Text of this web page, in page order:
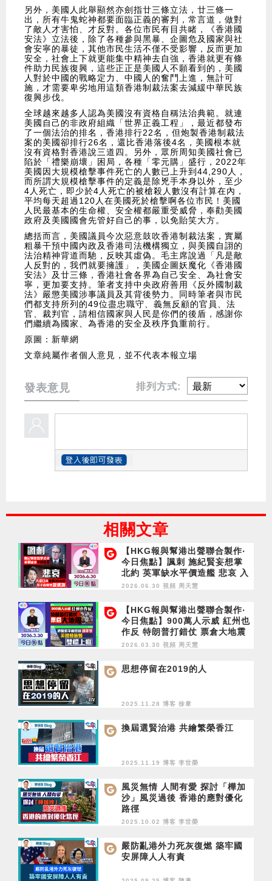
另外，美國人此舉顯然亦劍指廿三條立法，廿三條一
出，所有牛鬼蛇神都要面臨正義的審判，常言道，做對
了敵人才害怕、才反對。各位市民有目共睹，《香港國
安法》立法後，除了各種參與黑暴、企圖危及國家與社
會安寧的暴徒，其他市民生活不僅不受影響，反而更加
安全，社會上下就更能集中精神去自強，香港就更有條
件助力民族復興，這些正正是美國人不願看到的，美國
人對於中國的戰略定力、中國人的奮鬥上進，無計可
施，才需要卑劣地用這類香港制裁法案去減緩中華民族
復興步伐。
全球越來越多人認為美國沒有資格自稱法治典範。就連
美國自己的非政府組織「世界正義工程」，最近都發布
了一個法治的排名，香港排行22名，但炮製香港制裁法
案的美國卻排行26名，還比香港落後4名，美國根本就
沒有資格對香港說三道四。另外，眾所周知美國社會已
陷於「禮樂崩壞」困局，各種「零元購」盛行，2022年
美國因大規模槍擊事件死亡的人數已上升到44,290人，
而所謂大規模槍擊事件的定義是除兇手本身以外，至少
4人死亡，即少於4人死亡的被槍殺人數沒有計算在內，
平均每天超過120人在美國死於槍擊啊各位市民！美國
人民最基本的生命權、安全權都嚴重受威脅，奉勸美國
政府及美國國會先管好自己的事，以免貽笑大方。
總括而言，美國議員今次惡意鼓吹香港制裁法案，實屬
粗暴干預中國內政及香港司法機構獨立，與美國自詡的
法治精神背道而馳，反映其虛偽。毛主席說過「凡是敵
人反對的，我們就要擁護」，美國企圖妖魔化《香港國
安法》及廿三條，香港社會各界為自己安全、為社會安
寧，更加要支持。筆者支持中央政府善用《反外國制裁
法》嚴懲美國涉事議員及其背後勢力。同時筆者與市民
們都支持所列的49位盡忠職守、義無反顧的官員、法
官、裁判官，請相信國家與人民是你們的後盾，感謝你
們繼續為國家、為香港的安全及秩序負重前行。
原圖：新華網
文章純屬作者個人意見，並不代表本報立場
發表意見 排列方式:
相關文章
【HKG報與幫港出聲聯合製作‧
今日焦點】諷刺 施紀賢妄想掌
北約 英軍缺水平價造艦 悲哀 入
境日本被查20小時 岑子杰還要
2026.06.30 視頻 周天慧
【HKG報與幫港出聲聯合製作‧
今日焦點】900萬人示威 紅州也
作反 特朗普打錯仗 票倉大地震
港警索手機密碼須手令 美國發
2026.03.30 視頻 周天慧
思想停留在2019的人
2025.11.28 博客 徐韋
換屆選賢治港 共繪繁榮香江
2025.11.19 博客 李世榮
風災無情 人間有愛 探討「樺加
沙」風災過後 香港的應對優化
路徑
2025.10.02 博客 李世榮
嚴防亂港外力死灰復燃 築牢國
安屏障人人有責